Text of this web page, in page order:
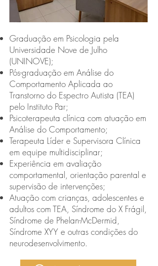
Graduação em Psicologia pela
Universidade Nove de Julho
(UNINOVE);
Pós-graduação em Análise do
Comportamento Aplicada ao
Transtorno do Espectro Autista (TEA)
pelo Instituto Par;
Psicoterapeuta clínica com atuação em
Análise do Comportamento;
Terapeuta Líder e Supervisora Clínica
em equipe multidisciplinar;
Experiência em avaliação
comportamental, orientação parental e
supervisão de intervenções;
Atuação com crianças, adolescentes e
adultos com TEA, Síndrome do X Frágil,
Síndrome de Phelan-McDermid,
Síndrome XYY e outras condições do
neurodesenvolvimento.